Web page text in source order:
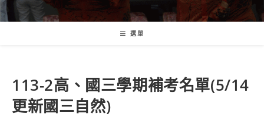
選單
113-2高、國三學期補考名單(5/14
更新國三自然)